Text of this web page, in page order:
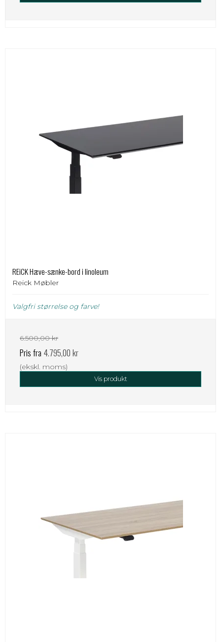
REiCK Hæve-sænke-bord i linoleum
Reick Møbler
Valgfri størrelse og farve!
6.500,00 kr
Pris fra 4.795,00 kr
(ekskl. moms)
Vis produkt